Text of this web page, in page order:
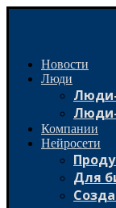
Новости
Люди
Компании
Нейросети
Для